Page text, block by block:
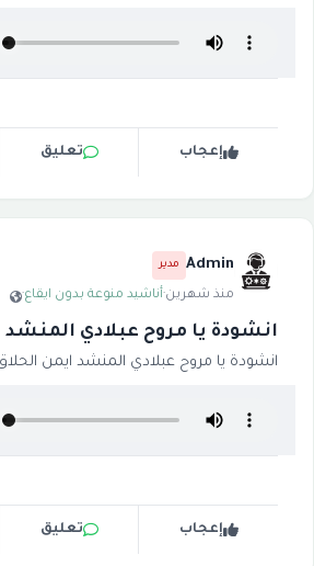
إعجاب تعليق
Admin مدير
منذ شهرين·أناشيد منوعة بدون ايقاع·
انشودة يا مروح عبلادي المنشد
انشودة يا مروح عبلادي المنشد ايمن الحلاق
إعجاب تعليق